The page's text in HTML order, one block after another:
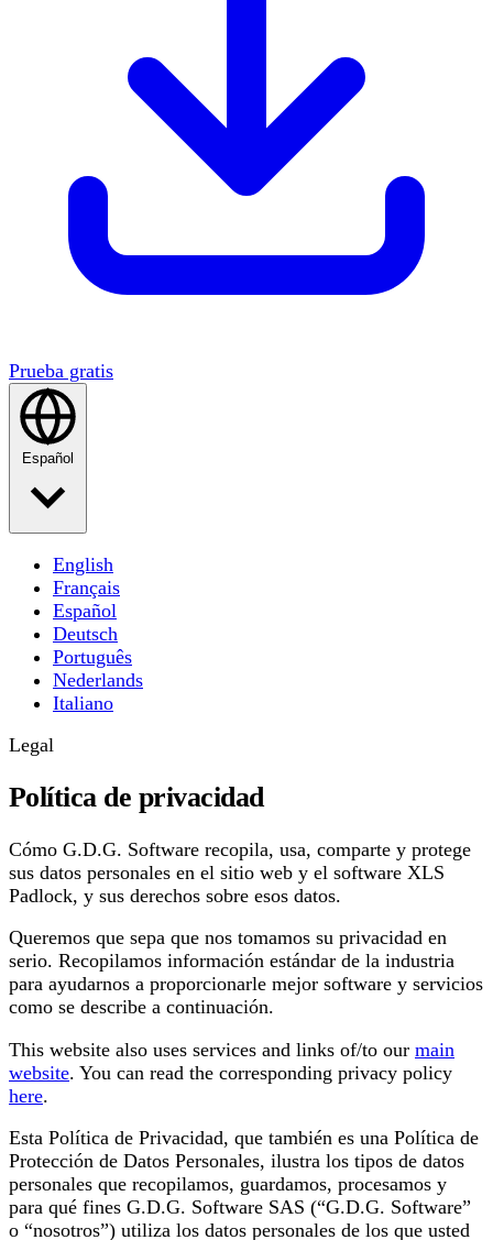
Prueba gratis
Español
English
Français
Español
Deutsch
Português
Nederlands
Italiano
Legal
Política de privacidad
Cómo G.D.G. Software recopila, usa, comparte y protege
sus datos personales en el sitio web y el software XLS
Padlock, y sus derechos sobre esos datos.
Queremos que sepa que nos tomamos su privacidad en
serio. Recopilamos información estándar de la industria
para ayudarnos a proporcionarle mejor software y servicios
como se describe a continuación.
This website also uses services and links of/to our main
website. You can read the corresponding privacy policy
here.
Esta Política de Privacidad, que también es una Política de
Protección de Datos Personales, ilustra los tipos de datos
personales que recopilamos, guardamos, procesamos y
para qué fines G.D.G. Software SAS (“G.D.G. Software”
o “nosotros”) utiliza los datos personales de los que usted